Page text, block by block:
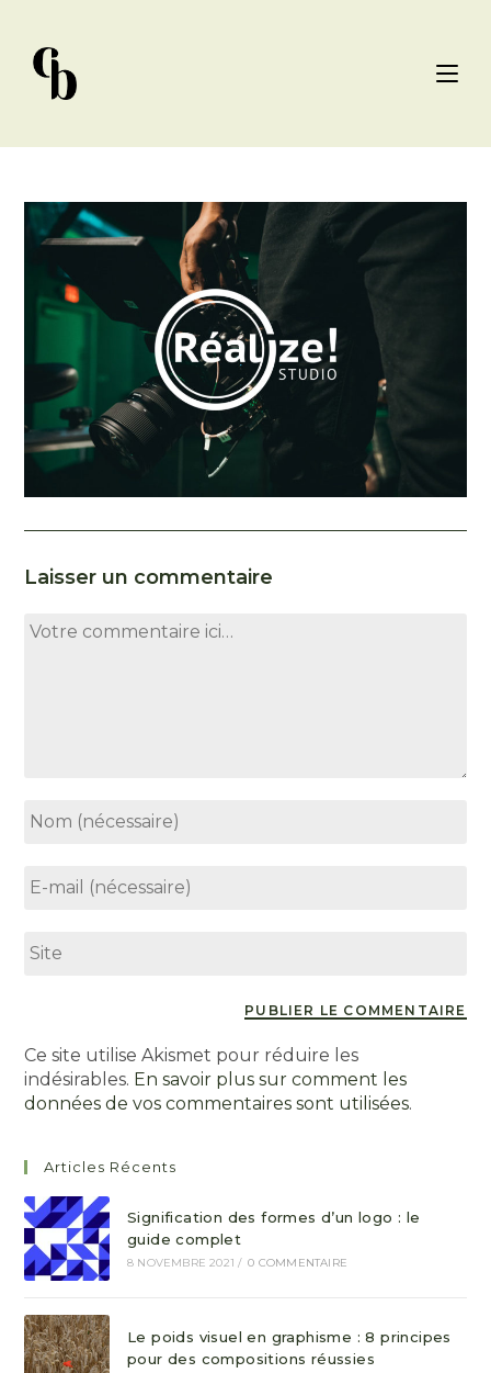
Laisser un commentaire
Ce site utilise Akismet pour réduire les
indésirables. En savoir plus sur comment les
données de vos commentaires sont utilisées.
Articles Récents
Signification des formes d’un logo : le
guide complet
8 NOVEMBRE 2021 / 0 COMMENTAIRE
Le poids visuel en graphisme : 8 principes
pour des compositions réussies